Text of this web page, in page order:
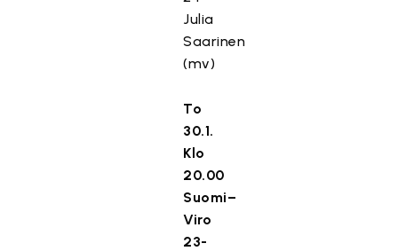
Julia
Saarinen
(mv)
To
30.1.
Klo
20.00
Suomi–
Viro
23-